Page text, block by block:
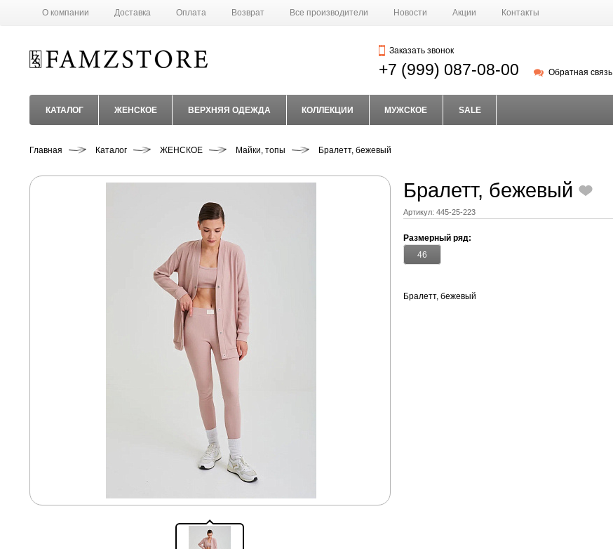
О компании Доставка Оплата Возврат Все производители Новости Акции Контакты
Заказать звонок
+7 (999) 087-08-00 Обратная связь
КАТАЛОГ ЖЕНСКОЕ ВЕРХНЯЯ ОДЕЖДА КОЛЛЕКЦИИ МУЖСКОЕ SALE
Главная Каталог ЖЕНСКОЕ Майки, топы Бралетт, бежевый
Бралетт, бежевый
Артикул: 445-25-223
Размерный ряд:
46
Бралетт, бежевый